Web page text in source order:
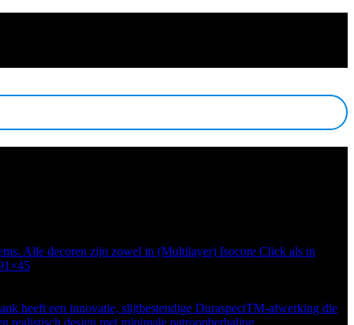
Alle decoren zijn zowel in (Multilayer) Isocore Click als in
heeft een innovatie, slijtbestendige DuraspectTM-afwerking die
realistisch design met minimale patroonherhaling.